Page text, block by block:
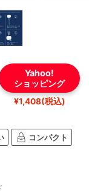
Yahoo!
ショッピング
¥1,408(税込)
コンパクト